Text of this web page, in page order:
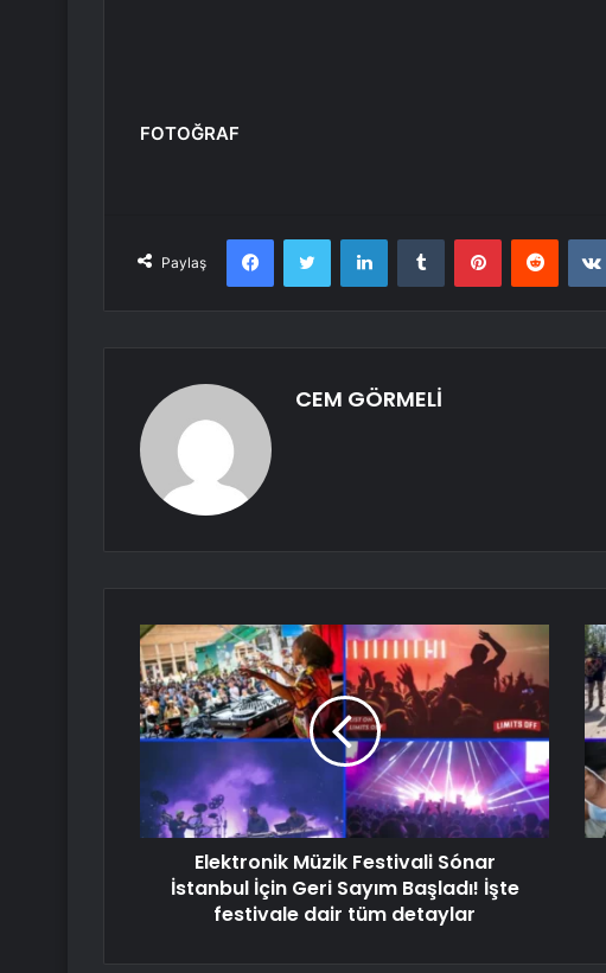
FOTOĞRAF
Paylaş
FacebookTwitter LinkedInTumblr PinterestReddit
CEM GÖRMELİ
Elektronik Müzik Festivali Sónar
İstanbul İçin Geri Sayım Başladı! İşte
festivale dair tüm detaylar